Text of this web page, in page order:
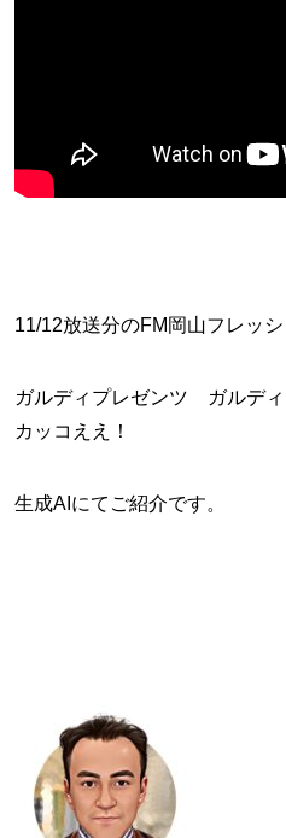
11/12放送分のFM岡山フレッ
ガルディプレゼンツ ガルデ
カッコええ！
生成AIにてご紹介です。